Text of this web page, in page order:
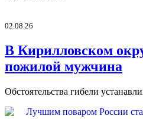
02.08.26
В Кирилловском
пожилой мужчина
Обстоятельства гибели